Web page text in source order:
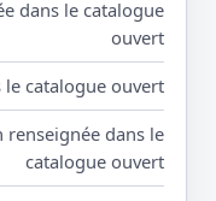
dans le catalogue
ouvert
catalogue ouvert
dans le
catalogue ouvert